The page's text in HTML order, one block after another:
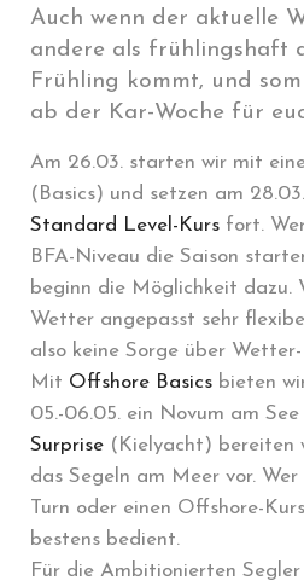
Auch wenn der aktuelle
andere als frühlingshaft
Frühling kommt, und
ab der Kar-Woche für
Am 26.03. starten wir mit
(Basics) und setzen am
Standard Level-Kurs fort.
BFA-Niveau die Saison
beginn die Möglichkeit dazu.
Wetter angepasst sehr
also keine Sorge über
Mit Offshore Basics bieten
05.-06.05. ein Novum am
Surprise (Kielyacht) bereiten
das Segeln am Meer vor.
Turn oder einen Offshore-
bestens bedient.
Für die Ambitionierten